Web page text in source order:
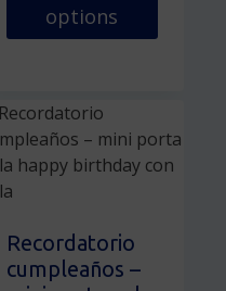
options
tiene
múltiples
variantes.
se
pueden
elegir
Recordatorio
cumpleaños –